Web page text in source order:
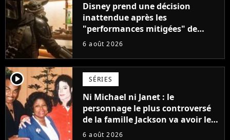
Disney prend une décision
inattendue après les
"performances mitigées" de
Vaiana et The Mandalorian &
6 août 2026
player2 SÉRIES
Ni Michael ni Janet : le
personnage le plus controversé
de la famille Jackson va avoir le
droit à sa propre série
6 août 2026